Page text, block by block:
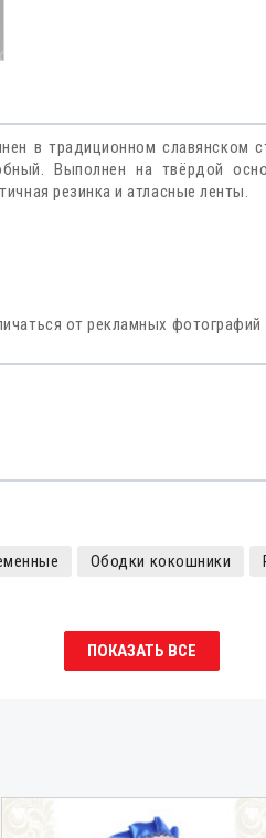
в традиционном славянском
Выполнен на твёрдой
резинка и атласные ленты.
от рекламных фотографий
Ободки кокошники
ПОКАЗАТЬ ВСЕ